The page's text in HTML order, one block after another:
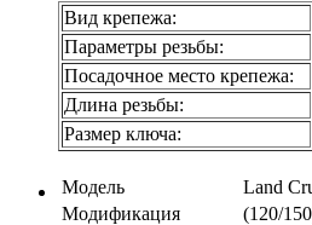
Вид крепежа:
Параметры резьбы:
Посадочное место крепежа:
Длина резьбы:
Размер ключа:
Модель
Land
Модификация
(120/